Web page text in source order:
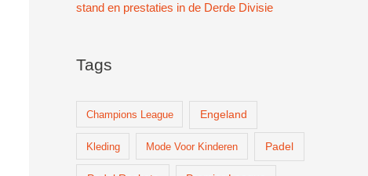
stand en prestaties in de Derde Divisie
Tags
Champions League Engeland
Kleding Mode Voor Kinderen Padel